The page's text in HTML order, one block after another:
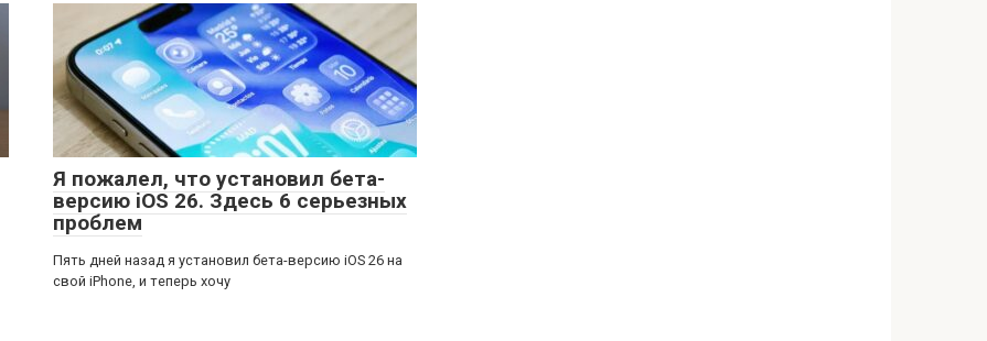
Я пожалел, что установил бета-
версию iOS 26. Здесь 6 серьезных
проблем
Пять дней назад я установил бета-версию iOS 26 на
свой iPhone, и теперь хочу